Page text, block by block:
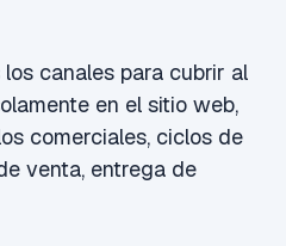
canales para cubrir al
en el sitio web,
comerciales, ciclos de
venta, entrega de